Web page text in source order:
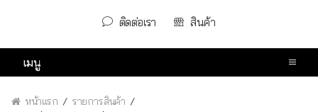
ติดต่อเรา สินค้า
เมนู
หน้าแรก รายการสินค้า